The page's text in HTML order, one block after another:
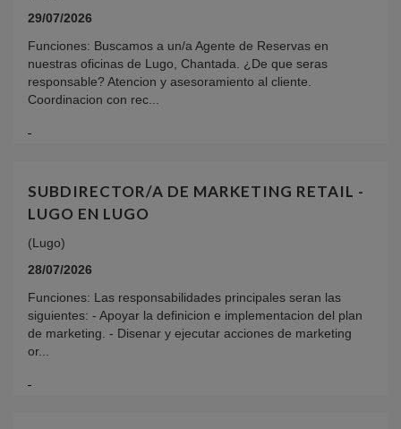
29/07/2026
Funciones: Buscamos a un/a Agente de Reservas en
nuestras oficinas de Lugo, Chantada. ¿De que seras
responsable? Atencion y asesoramiento al cliente.
Coordinacion con rec...
SUBDIRECTOR/A DE MARKETING RETAIL -
LUGO EN LUGO
(Lugo)
28/07/2026
Funciones: Las responsabilidades principales seran las
siguientes: - Apoyar la definicion e implementacion del plan
de marketing. - Disenar y ejecutar acciones de marketing
or...